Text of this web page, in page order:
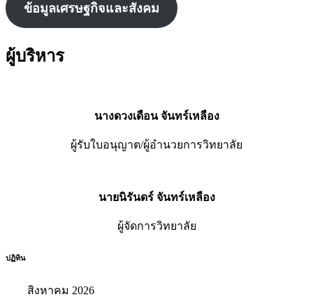
ข้อมูลเศรษฐกิจและสังคม
ผู้บริหาร
นางดวงเดือน จันทร์เหลือง
ผู้รับใบอนุญาต/ผู้อำนวยการวิทยาลัย
นายนิรันดร์ จันทร์เหลือง
ผู้จัดการวิทยาลัย
ปฏิทิน
สิงหาคม 2026